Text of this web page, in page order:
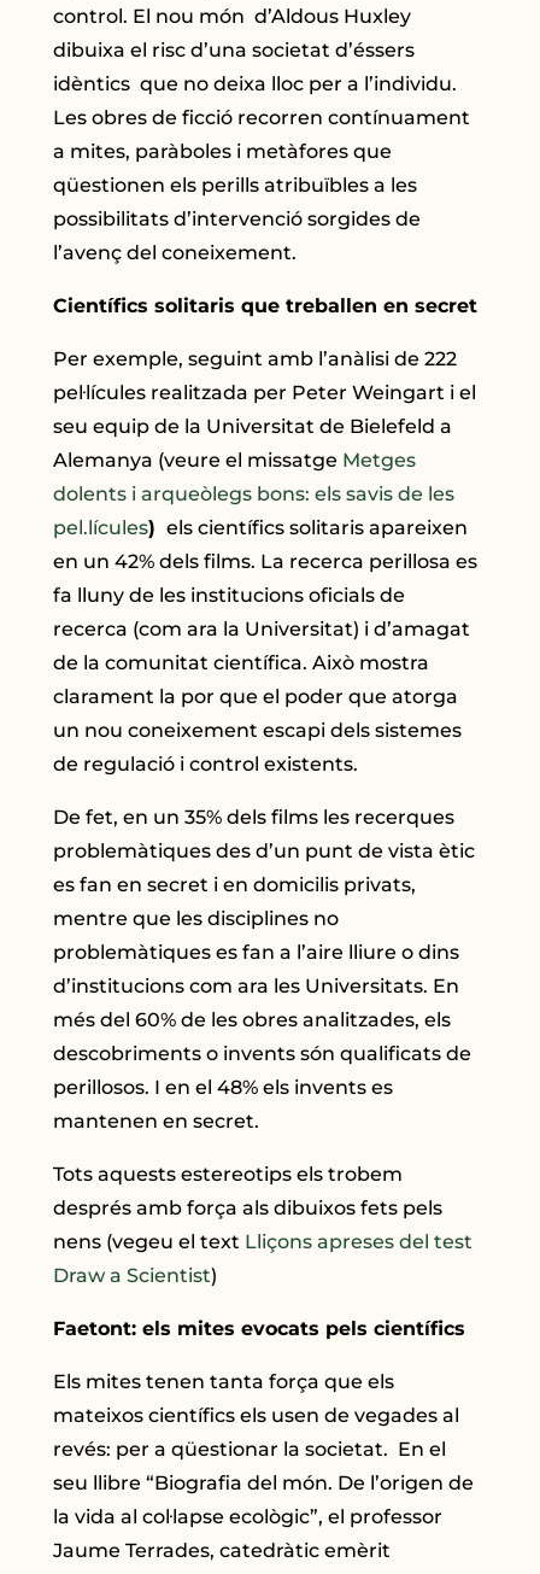
control. El nou món d’Aldous Huxley
dibuixa el risc d’una societat d’éssers
idèntics que no deixa lloc per a l’individu.
Les obres de ficció recorren contínuament
a mites, paràboles i metàfores que
qüestionen els perills atribuïbles a les
possibilitats d’intervenció sorgides de
l’avenç del coneixement.
Científics solitaris que treballen en secret
Per exemple, seguint amb l’anàlisi de 222
pel·lícules realitzada per Peter Weingart i el
seu equip de la Universitat de Bielefeld a
Alemanya (veure el missatge Metges
dolents i arqueòlegs bons: els savis de les
pel.lícules) els científics solitaris apareixen
en un 42% dels films. La recerca perillosa es
fa lluny de les institucions oficials de
recerca (com ara la Universitat) i d’amagat
de la comunitat científica. Això mostra
clarament la por que el poder que atorga
un nou coneixement escapi dels sistemes
de regulació i control existents.
De fet, en un 35% dels films les recerques
problemàtiques des d’un punt de vista ètic
es fan en secret i en domicilis privats,
mentre que les disciplines no
problemàtiques es fan a l’aire lliure o dins
d’institucions com ara les Universitats. En
més del 60% de les obres analitzades, els
descobriments o invents són qualificats de
perillosos. I en el 48% els invents es
mantenen en secret.
Tots aquests estereotips els trobem
després amb força als dibuixos fets pels
nens (vegeu el text Lliçons apreses del test
Draw a Scientist)
Faetont: els mites evocats pels científics
Els mites tenen tanta força que els
mateixos científics els usen de vegades al
revés: per a qüestionar la societat. En el
seu llibre “Biografia del món. De l’origen de
la vida al col·lapse ecològic”, el professor
Jaume Terrades, catedràtic emèrit